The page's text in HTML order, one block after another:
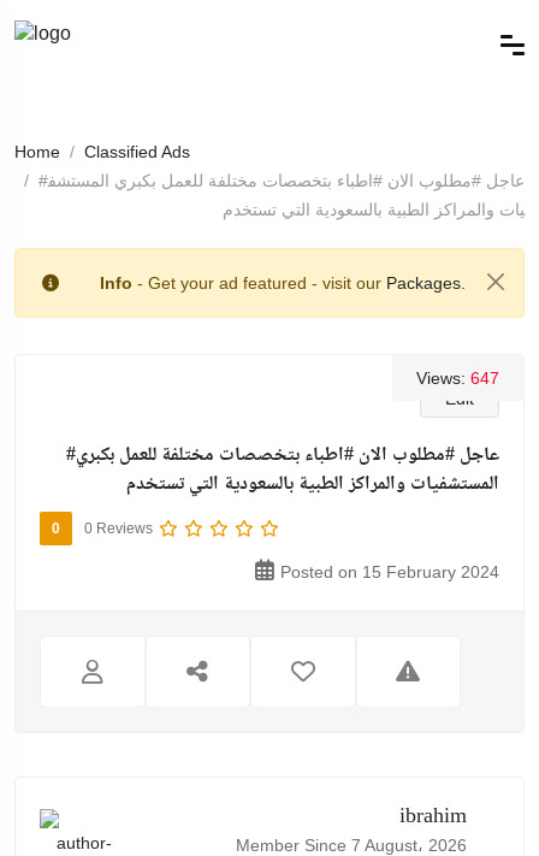
Home
Classified Ads
#عاجل #مطلوب الان #اطباء بتخصصات مختلفة للعمل بكبري المستشف
يات والمراكز الطبية بالسعودية التي تستخدم
Info - Get your ad featured - visit our Packages.
Edit
Views: 647
#عاجل #مطلوب الان #اطباء بتخصصات مختلفة للعمل بكبري
المستشفيات والمراكز الطبية بالسعودية التي تستخدم
0 0 Reviews
Posted on 15 February 2024
ibrahim
Member Since 7 August، 2026